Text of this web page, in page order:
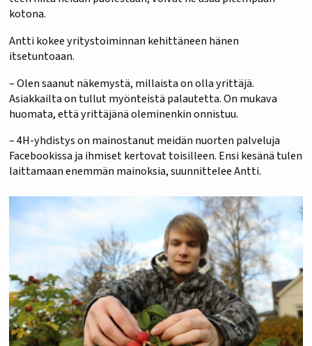
kotona.
Antti kokee yritystoiminnan kehittäneen hänen
itsetuntoaan.
– Olen saanut näkemystä, millaista on olla yrittäjä.
Asiakkailta on tullut myönteistä palautetta. On mukava
huomata, että yrittäjänä oleminenkin onnistuu.
– 4H-yhdistys on mainostanut meidän nuorten palveluja
Facebookissa ja ihmiset kertovat toisilleen. Ensi kesänä tulen
laittamaan enemmän mainoksia, suunnittelee Antti.